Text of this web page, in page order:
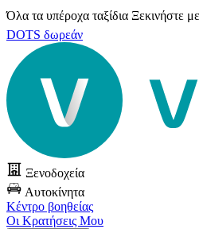
Όλα τα υπέροχα ταξίδια Ξεκινήστε
DOTS δωρεάν
Ξενοδοχεία
Αυτοκίνητα
Κέντρο βοηθείας
Οι Κρατήσεις Μου